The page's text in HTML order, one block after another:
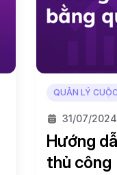
QUẢN LÝ
31/07/2024
Hướng
thủ công